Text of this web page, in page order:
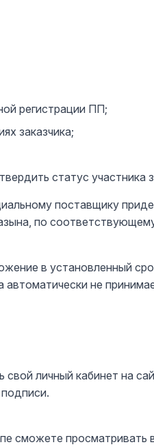
регистрации ПП;
заказчика;
статус участника
поставщику
по
в установленный
не
личный кабинет на
сможете просматривать